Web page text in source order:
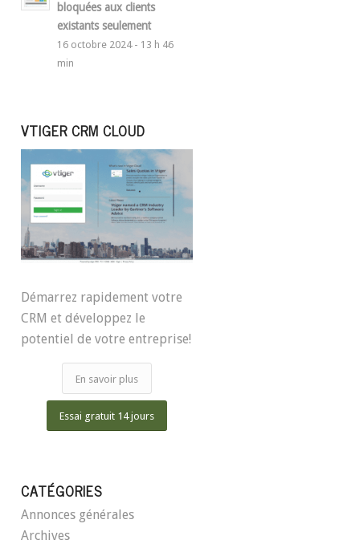
bloquées aux clients
existants seulement
16 octobre 2024 - 13 h 46
min
VTIGER CRM CLOUD
Démarrez rapidement votre
CRM et développez le
potentiel de votre entreprise!
En savoir plus
Essai gratuit 14 jours
CATÉGORIES
Annonces générales
Archives